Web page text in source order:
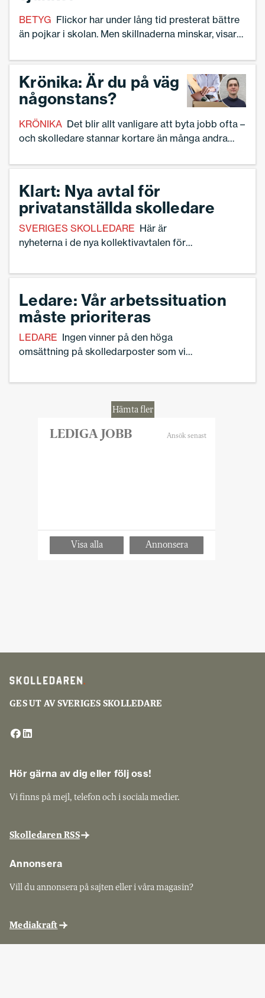
BETYG Flickor har under lång tid presterat bättre
än pojkar i skolan. Men skillnaderna minskar, visar
Krönika: Är du på väg
någonstans?
KRÖNIKA Det blir allt vanligare att byta jobb ofta –
och skolledare stannar kortare än många andra
förutsättningarna kring rollen.
Klart: Nya avtal för
privatanställda skolledare
SVERIGES SKOLLEDARE Här är
nyheterna i de nya kollektivavtalen för
och idéburna, verksamheter.
Ledare: Vår arbetssituation
måste prioriteras
LEDARE Ingen vinner på den höga
omsättning på skolledarposter som vi
Gavelin Rydman, förbundsordförande för
Hämta fler
GES UT AV SVERIGES SKOLLEDARE
Hör gärna av dig eller följ oss!
Vi finns på mejl, telefon och i sociala medier.
Skolledaren RSS
Annonsera
Vill du annonsera på sajten eller i våra magasin?
Mediakraft